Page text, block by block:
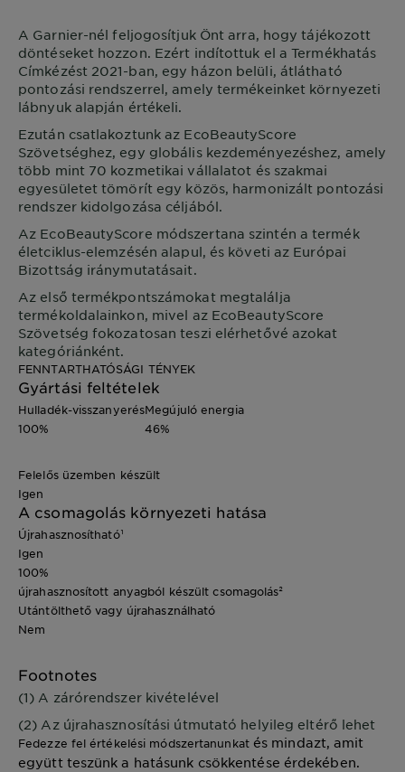
A Garnier-nél feljogosítjuk Önt arra, hogy tájékozott
döntéseket hozzon. Ezért indítottuk el a Termékhatás
Címkézést 2021-ban, egy házon belüli, átlátható
pontozási rendszerrel, amely termékeinket környezeti
lábnyuk alapján értékeli.
Ezután csatlakoztunk az EcoBeautyScore
Szövetséghez, egy globális kezdeményezéshez, amely
több mint 70 kozmetikai vállalatot és szakmai
egyesületet tömörít egy közös, harmonizált pontozási
rendszer kidolgozása céljából.
Az EcoBeautyScore módszertana szintén a termék
életciklus-elemzésén alapul, és követi az Európai
Bizottság iránymutatásait.
Az első termékpontszámokat megtalálja
termékoldalainkon, mivel az EcoBeautyScore
Szövetség fokozatosan teszi elérhetővé azokat
kategóriánként.
FENNTARTHATÓSÁGI TÉNYEK
Gyártási feltételek
Hulladék-visszanyerés
100%
Megújuló energia
46%
Felelős üzemben készült
Igen
A csomagolás környezeti hatása
Újrahasznosítható¹
Igen
100%
újrahasznosított anyagból készült csomagolás²
Utántölthető vagy újrahasználható
Nem
Footnotes
(1) A zárórendszer kivételével
(2) Az újrahasznosítási útmutató helyileg eltérő lehet
Fedezze fel értékelési módszertanunkatés mindazt, amit
együtt teszünk a hatásunk csökkentése érdekében.